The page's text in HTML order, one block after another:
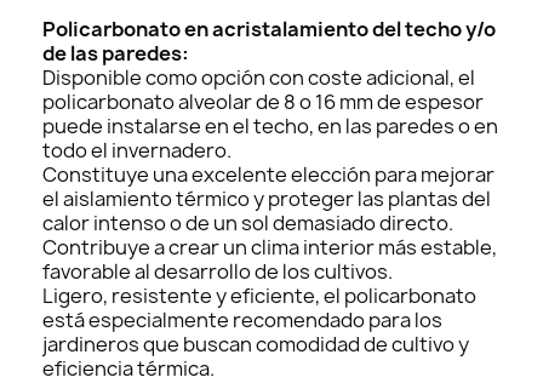
Policarbonato en acristalamiento del techo y/o
de las paredes:
Disponible como opción con coste adicional, el
policarbonato alveolar de 8 o 16 mm de espesor
puede instalarse en el techo, en las paredes o en
todo el invernadero.
Constituye una excelente elección para mejorar
el aislamiento térmico y proteger las plantas del
calor intenso o de un sol demasiado directo.
Contribuye a crear un clima interior más estable,
favorable al desarrollo de los cultivos.
Ligero, resistente y eficiente, el policarbonato
está especialmente recomendado para los
jardineros que buscan comodidad de cultivo y
eficiencia térmica.